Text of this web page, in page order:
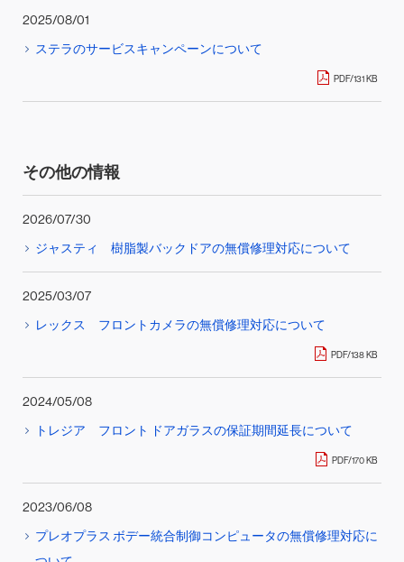
2025/08/01
ステラのサービスキャンペーンについて
PDF/131 KB
その他の情報
2026/07/30
ジャスティ 樹脂製バックドアの無償修理対応について
2025/03/07
レックス フロントカメラの無償修理対応について
PDF/138 KB
2024/05/08
トレジア フロント ドアガラスの保証期間延長について
PDF/170 KB
2023/06/08
プレオプラス ボデー統合制御コンピュータの無償修理対応に